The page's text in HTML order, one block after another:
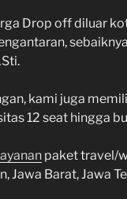
Drop off diluar
kami juga
12 seat hingga
paket travel/
Jawa Barat, Jawa